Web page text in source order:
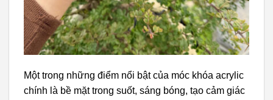
Một trong những điểm nổi bật của móc khóa acrylic
chính là bề mặt trong suốt, sáng bóng, tạo cảm giác